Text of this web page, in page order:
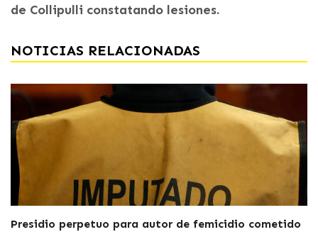
de Collipulli constatando lesiones.
NOTICIAS RELACIONADAS
Presidio perpetuo para autor de femicidio cometido